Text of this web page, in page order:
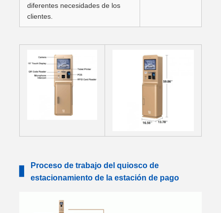
diferentes necesidades de los
clientes.
Proceso de trabajo del quiosco de
estacionamiento de la estación de pago